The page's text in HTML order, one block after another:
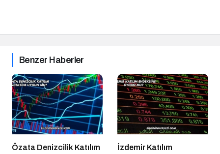
Benzer Haberler
Özata Denizcilik Katılım
İzdemir Katılım